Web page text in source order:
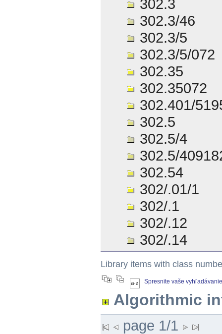
302.3
302.3/46
302.3/5
302.3/5/072
302.35
302.35072
302.401/
302.5
302.5/4
302.5/
302.54
302/.01/1
302/.1
302/.12
302/.14
Library items with class
Spresnite vaše vyhľadávanie
Algorithmic
page 1/1